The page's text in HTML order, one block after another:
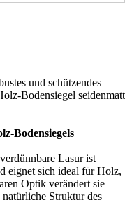
und schützendes
Bodensiegel seidenmatt
Bodensiegels
Lasur ist
eignet sich ideal für Holz,
Optik verändert sie
Struktur des